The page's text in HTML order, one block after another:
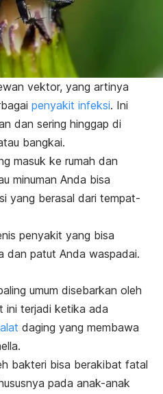
vektor, yang artinya
penyakit infeksi. Ini
dan sering hinggap di
bangkai.
masuk ke rumah dan
minuman Anda bisa
yang berasal dari tempat-
penyakit yang bisa
dan patut Anda waspadai.
umum disebarkan oleh
ini terjadi ketika ada
daging yang membawa
.
bakteri bisa berakibat fatal
pada anak-anak